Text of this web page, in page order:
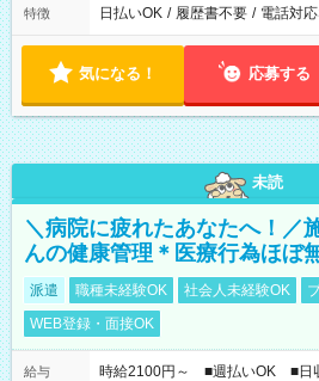
特徴 日払いOK / 履歴書不要 / 電話対
気になる！ 応募する
未読
＼病院に疲れたあなたへ！／
んの健康管理＊医療行為ほぼ
派遣 職種未経験OK 社会人未経験OK
WEB登録・面接OK
給与
時給2100円～ ■週払いOK ■日